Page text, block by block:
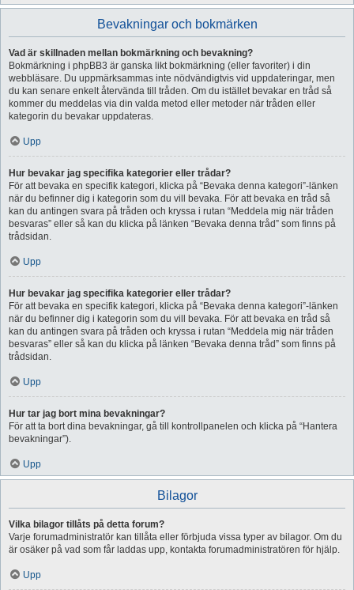
Bevakningar och bokmärken
Vad är skillnaden mellan bokmärkning och bevakning?
Bokmärkning i phpBB3 är ganska likt bokmärkning (eller favoriter) i din
webbläsare. Du uppmärksammas inte nödvändigtvis vid uppdateringar, men
du kan senare enkelt återvända till tråden. Om du istället bevakar en tråd så
kommer du meddelas via din valda metod eller metoder när tråden eller
kategorin du bevakar uppdateras.
Upp
Hur bevakar jag specifika kategorier eller trådar?
För att bevaka en specifik kategori, klicka på “Bevaka denna kategori”-länken
när du befinner dig i kategorin som du vill bevaka. För att bevaka en tråd så
kan du antingen svara på tråden och kryssa i rutan “Meddela mig när tråden
besvaras” eller så kan du klicka på länken “Bevaka denna tråd” som finns på
trådsidan.
Upp
Hur bevakar jag specifika kategorier eller trådar?
För att bevaka en specifik kategori, klicka på “Bevaka denna kategori”-länken
när du befinner dig i kategorin som du vill bevaka. För att bevaka en tråd så
kan du antingen svara på tråden och kryssa i rutan “Meddela mig när tråden
besvaras” eller så kan du klicka på länken “Bevaka denna tråd” som finns på
trådsidan.
Upp
Hur tar jag bort mina bevakningar?
För att ta bort dina bevakningar, gå till kontrollpanelen och klicka på “Hantera
bevakningar”).
Upp
Bilagor
Vilka bilagor tillåts på detta forum?
Varje forumadministratör kan tillåta eller förbjuda vissa typer av bilagor. Om du
är osäker på vad som får laddas upp, kontakta forumadministratören för hjälp.
Upp